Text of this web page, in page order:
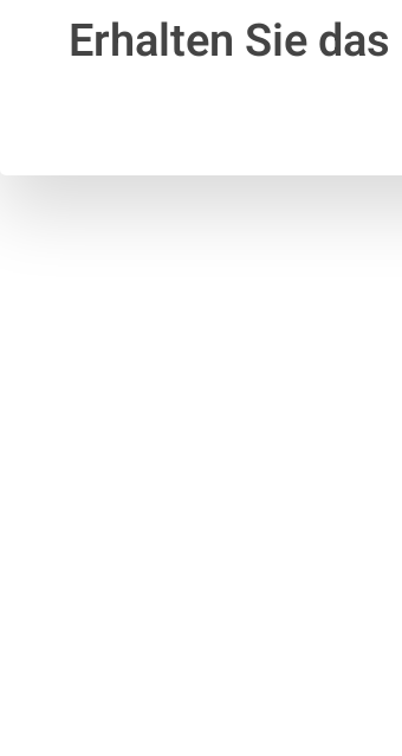
Erhalten Sie das